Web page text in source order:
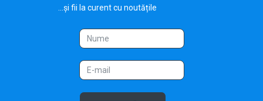
...și fii la curent cu noutățile